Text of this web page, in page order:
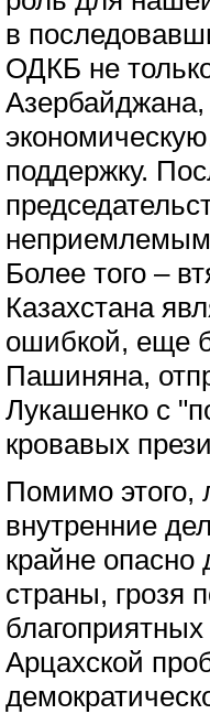
в
ОДКБ не
поддержку.
Более того –
Казахстана
ошибкой, еще
Пашиняна,
Лукашенко с
кровавых
Помимо этого,
внутренние
крайне
страны, грозя
Арцахской